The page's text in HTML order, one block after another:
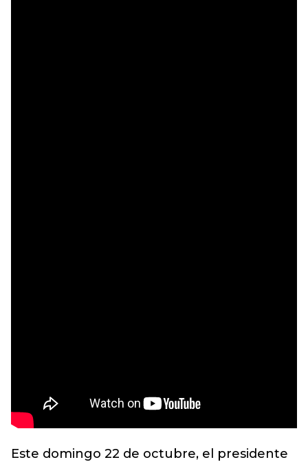
Este domingo 22 de octubre, el presidente